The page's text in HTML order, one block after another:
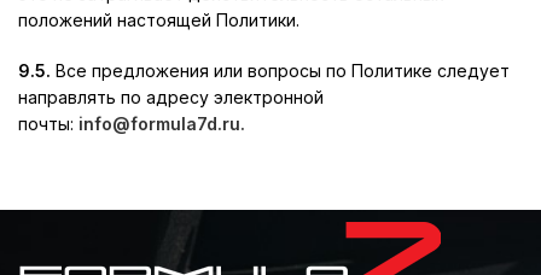
положений настоящей Политики.
9.5. Все предложения или вопросы по Политике следует
направлять по адресу электронной
почты: info@formula7d.ru.